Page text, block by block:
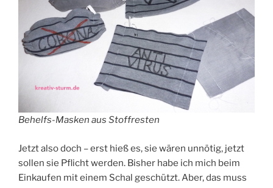
Behelfs-Masken aus Stoffresten
Jetzt also doch – erst hieß es, sie wären unnötig, jetzt
sollen sie Pflicht werden. Bisher habe ich mich beim
Einkaufen mit einem Schal geschützt. Aber, das muss